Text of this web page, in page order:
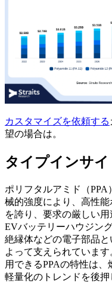
カスタマイズを依頼する
望の場合は。
タイプインサイ
ポリフタルアミド（
械的強度により、高性
を誇り、要求の厳しい用
EVバッテリーハウジン
絶縁体などの電子部品
よって支えられていま
用できるPPAの特性は
軽量化のトレンドを後